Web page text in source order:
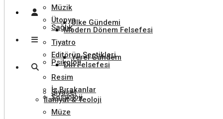
Modern Dönem Felsefesi
Din Felsefesi
İlahiyat & Teoloji
Ülke Gündemi
Yerel Gündem
Siyaset
Müzik
Tiyatro
Resim
Müze
Sağlık
Psikoloji
Sosyoloji
Ütopya
Editörün Seçtikleri
İz Bırakanlar